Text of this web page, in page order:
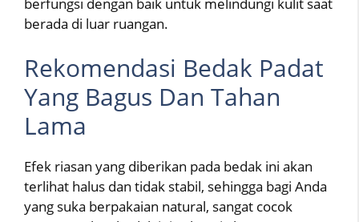
berada di luar ruangan.
Rekomendasi Bedak Padat
Yang Bagus Dan Tahan
Lama
Efek riasan yang diberikan pada bedak ini akan
terlihat halus dan tidak stabil, sehingga bagi Anda
yang suka berpakaian natural, sangat cocok